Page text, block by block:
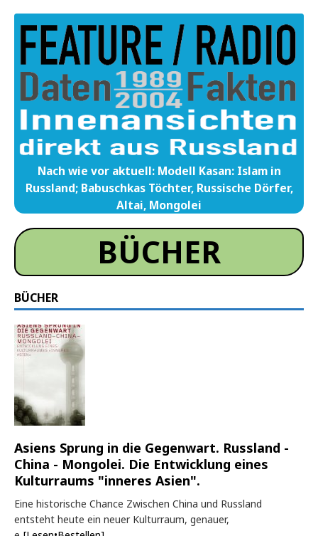
Nach wie vor aktuell: Modell Kasan: Islam in
Russland; Babuschkas Töchter, Russische Dörfer,
Altai, Mongolei
BÜCHER
BÜCHER
Asiens Sprung in die Gegenwart. Russland -
China - Mongolei. Die Entwicklung eines
Kulturraums "inneres Asien".
Eine historische Chance Zwischen China und Russland
entsteht heute ein neuer Kulturraum, genauer,